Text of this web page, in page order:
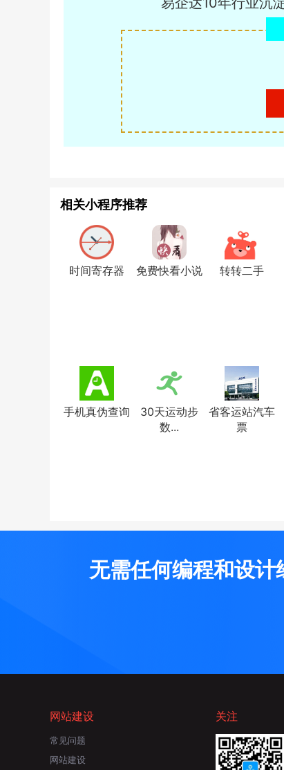
相关小程序推荐
时间寄存器 免费快看小说 转转二手
手机真伪查询
30天运动步
数...
省客运站汽车
票
无需任何编程和设计
网站建设
常见问题
网站建设
关注